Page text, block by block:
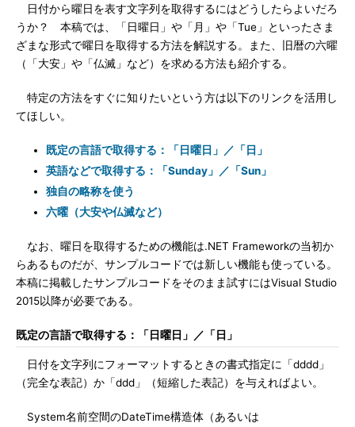
日付から曜日を表す文字列を取得するにはどうしたらよいだろ
うか？ 本稿では、「日曜日」や「月」や「Tue」といったさま
ざまな形式で曜日を取得する方法を解説する。また、旧暦の六曜
（「大安」や「仏滅」など）を求める方法も紹介する。
特定の方法をすぐに知りたいという方は以下のリンクを活用し
てほしい。
既定の言語で取得する：「日曜日」／「日」
英語などで取得する：「Sunday」／「Sun」
独自の略称を使う
六曜（大安や仏滅など）
なお、曜日を取得するための機能は.NET Frameworkの当初か
らあるものだが、サンプルコードでは新しい機能も使っている。
本稿に掲載したサンプルコードをそのまま試すにはVisual Studio
2015以降が必要である。
既定の言語で取得する：「日曜日」／「日」
日付を文字列にフォーマットするときの書式指定に「dddd」
（完全な表記）か「ddd」（短縮した表記）を与えればよい。
System名前空間のDateTime構造体（あるいは